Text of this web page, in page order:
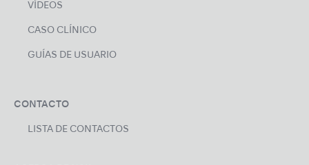
VÍDEOS
CASO CLÍNICO
GUÍAS DE USUARIO
CONTACTO
LISTA DE CONTACTOS